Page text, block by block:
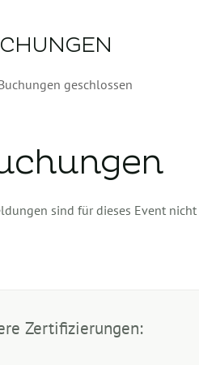
geschlossen
sind für dieses Event
Zertifizierungen: